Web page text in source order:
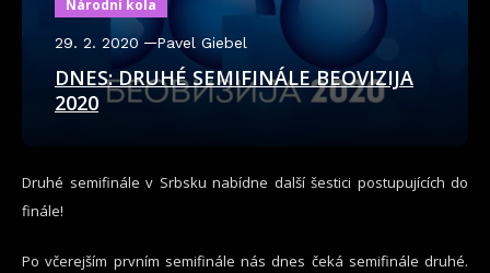
Národní kola
29. 2. 2020 Pavel Giebel
DNES: DRUHÉ SEMIFINÁLE BEOVIZIJA
2020
Druhé semifinále v Srbsku nabídne další šestici postupujících do
finále!
Po včerejším prvním semifinále nás dnes čeká semifinále druhé.